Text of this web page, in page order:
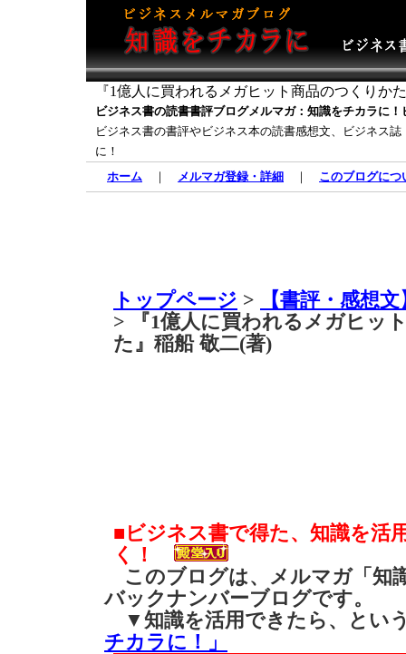
『1億人に買われるメガヒット商品のつくりか
ビジネス書の読書書評ブログメルマガ：知識をチカラに
ビジネス書の書評やビジネス本の読書感想文、ビジネス
に！
ホーム ｜ メルマガ登録・詳細 ｜ このブログにつ
トップページ >
【書評・感想
> 『1億人に買われるメガヒッ
た』稲船 敬二(著)
■ビジネス書で得た、知識を活
く！
このブログは、メルマガ「知
バックナンバーブログです。
▼知識を活用できたら、と
チカラに！」